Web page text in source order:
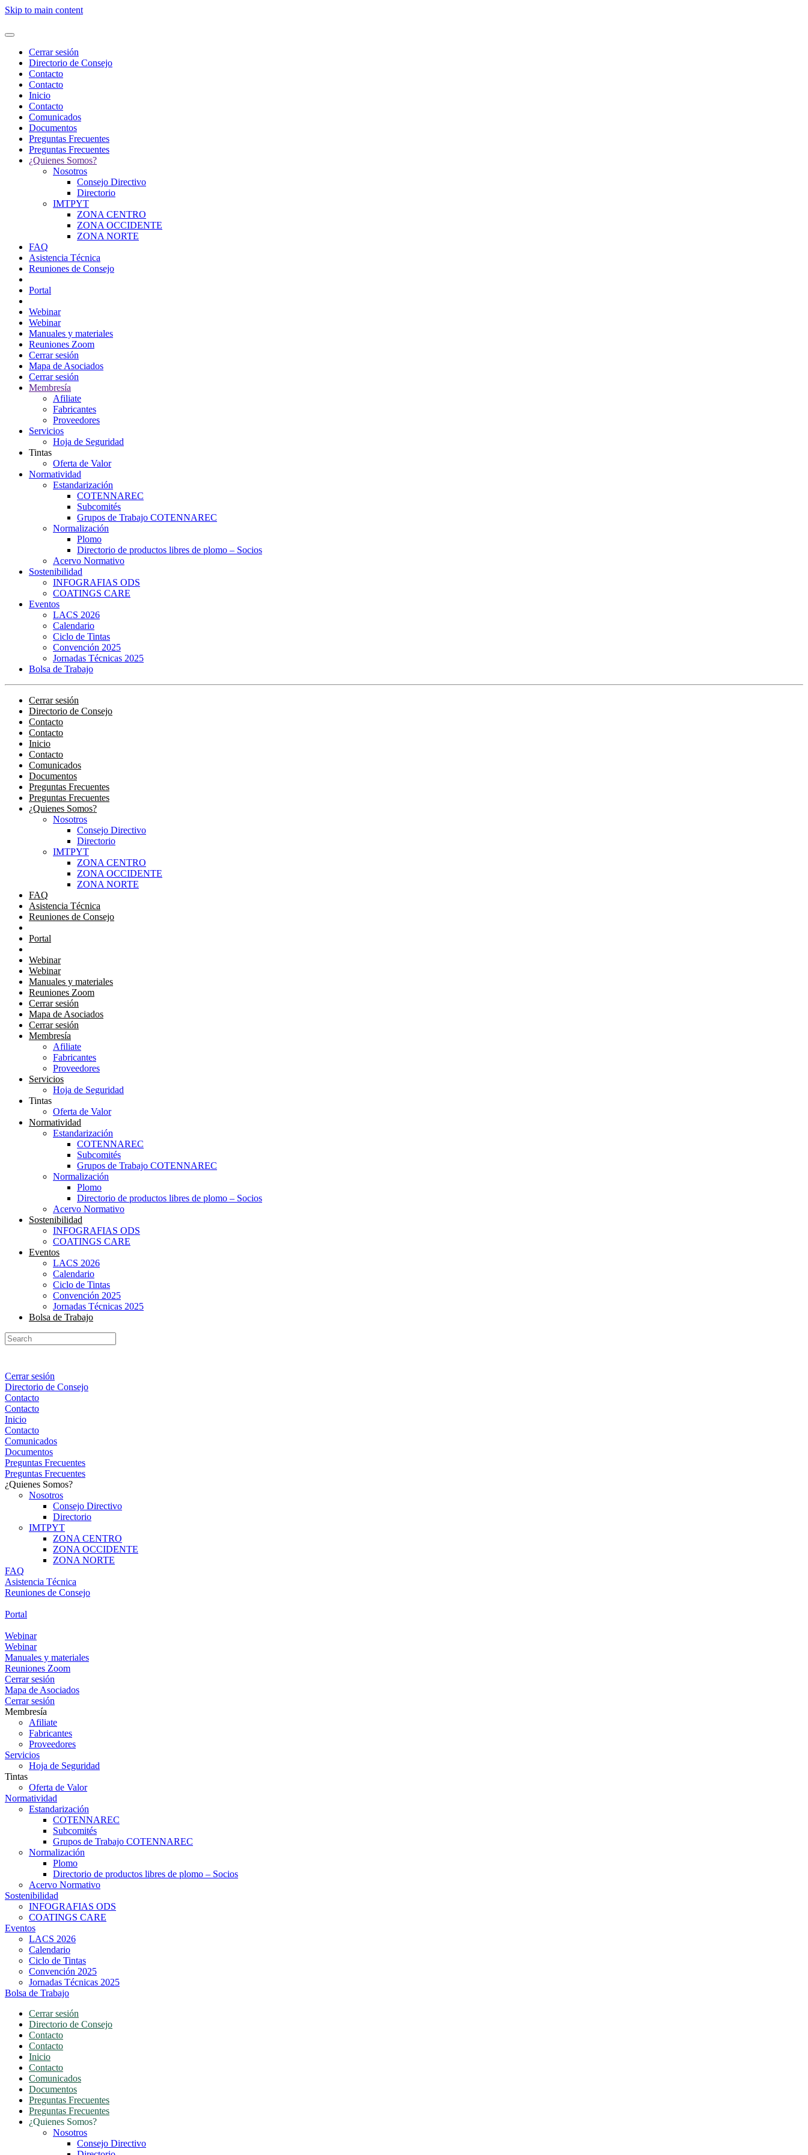
Skip to main content
Cerrar sesión
Directorio de Consejo
Contacto
Contacto
Inicio
Contacto
Comunicados
Documentos
Preguntas Frecuentes
Preguntas Frecuentes
¿Quienes Somos?
Nosotros
Consejo Directivo
Directorio
IMTPYT
ZONA CENTRO
ZONA OCCIDENTE
ZONA NORTE
FAQ
Asistencia Técnica
Reuniones de Consejo
Portal
Webinar
Webinar
Manuales y materiales
Reuniones Zoom
Cerrar sesión
Mapa de Asociados
Cerrar sesión
Membresía
Afiliate
Fabricantes
Proveedores
Servicios
Hoja de Seguridad
Tintas
Oferta de Valor
Normatividad
Estandarización
COTENNAREC
Subcomités
Grupos de Trabajo COTENNAREC
Normalización
Plomo
Directorio de productos libres de plomo – Socios
Acervo Normativo
Sostenibilidad
INFOGRAFIAS ODS
COATINGS CARE
Eventos
LACS 2026
Calendario
Ciclo de Tintas
Convención 2025
Jornadas Técnicas 2025
Bolsa de Trabajo
Cerrar sesión
Directorio de Consejo
Contacto
Contacto
Inicio
Contacto
Comunicados
Documentos
Preguntas Frecuentes
Preguntas Frecuentes
¿Quienes Somos?
Nosotros
Consejo Directivo
Directorio
IMTPYT
ZONA CENTRO
ZONA OCCIDENTE
ZONA NORTE
FAQ
Asistencia Técnica
Reuniones de Consejo
Portal
Webinar
Webinar
Manuales y materiales
Reuniones Zoom
Cerrar sesión
Mapa de Asociados
Cerrar sesión
Membresía
Afiliate
Fabricantes
Proveedores
Servicios
Hoja de Seguridad
Tintas
Oferta de Valor
Normatividad
Estandarización
COTENNAREC
Subcomités
Grupos de Trabajo COTENNAREC
Normalización
Plomo
Directorio de productos libres de plomo – Socios
Acervo Normativo
Sostenibilidad
INFOGRAFIAS ODS
COATINGS CARE
Eventos
LACS 2026
Calendario
Ciclo de Tintas
Convención 2025
Jornadas Técnicas 2025
Bolsa de Trabajo
Cerrar sesión
Directorio de Consejo
Contacto
Contacto
Inicio
Contacto
Comunicados
Documentos
Preguntas Frecuentes
Preguntas Frecuentes
¿Quienes Somos?
Nosotros
Consejo Directivo
Directorio
IMTPYT
ZONA CENTRO
ZONA OCCIDENTE
ZONA NORTE
FAQ
Asistencia Técnica
Reuniones de Consejo
Portal
Webinar
Webinar
Manuales y materiales
Reuniones Zoom
Cerrar sesión
Mapa de Asociados
Cerrar sesión
Membresía
Afiliate
Fabricantes
Proveedores
Servicios
Hoja de Seguridad
Tintas
Oferta de Valor
Normatividad
Estandarización
COTENNAREC
Subcomités
Grupos de Trabajo COTENNAREC
Normalización
Plomo
Directorio de productos libres de plomo – Socios
Acervo Normativo
Sostenibilidad
INFOGRAFIAS ODS
COATINGS CARE
Eventos
LACS 2026
Calendario
Ciclo de Tintas
Convención 2025
Jornadas Técnicas 2025
Bolsa de Trabajo
Cerrar sesión
Directorio de Consejo
Contacto
Contacto
Inicio
Contacto
Comunicados
Documentos
Preguntas Frecuentes
Preguntas Frecuentes
¿Quienes Somos?
Nosotros
Consejo Directivo